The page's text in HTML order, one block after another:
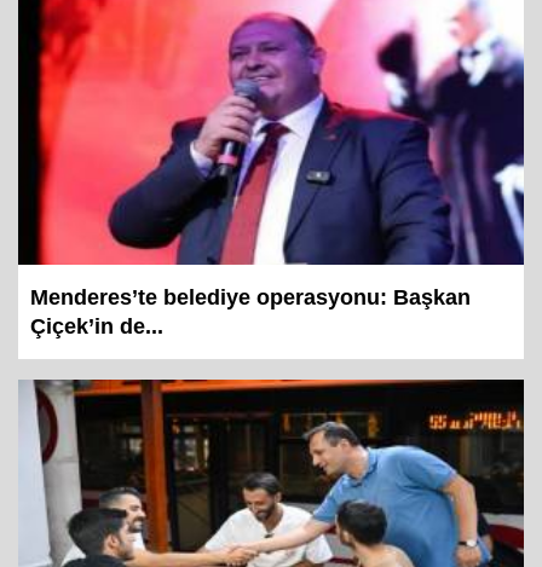
Menderes’te belediye operasyonu: Başkan
Çiçek’in de...